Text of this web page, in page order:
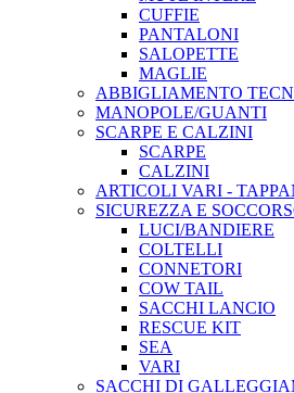
CUFFIE
PANTALONI
SALOPETTE
MAGLIE
ABBIGLIAMENTO
MANOPOLE/GUANTI
SCARPE E CALZINI
SCARPE
CALZINI
ARTICOLI VARI -
SICUREZZA E
LUCI/BANDIERE
COLTELLI
CONNETORI
COW TAIL
SACCHI LANCIO
RESCUE KIT
SEA
VARI
SACCHI DI